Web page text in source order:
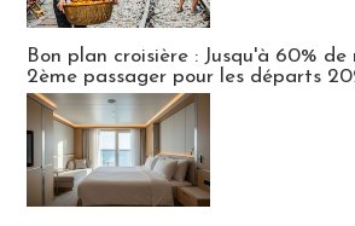
Bon plan croisière : Jusqu'à 60%
2ème passager pour les départs